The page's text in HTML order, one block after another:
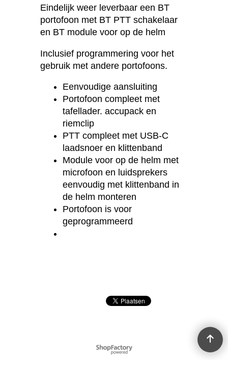
Eindelijk weer leverbaar een BT
portofoon met BT PTT schakelaar
en BT module voor op de helm
Inclusief programmering voor het
gebruik met andere portofoons.
Eenvoudige aansluiting
Portofoon compleet met
tafellader. accupack en
riemclip
PTT compleet met USB-C
laadsnoer en klittenband
Module voor op de helm met
microfoon en luidsprekers
eenvoudig met klittenband in
de helm monteren
Portofoon is voor
geprogrammeerd
Webwinkel gemaakt met
ShopFactory webwinkel